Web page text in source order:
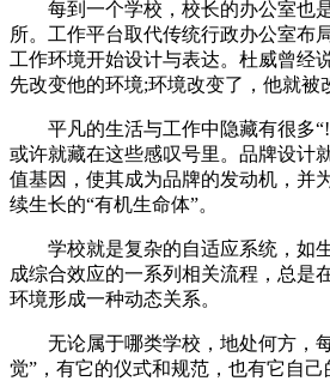
每到一个学校，校长的办公室也
所。工作平台取代传统行政办公室布
工作环境开始设计与表达。杜威曾经
先改变他的环境;环境改变了，他就被
平凡的生活与工作中隐藏有很多
或许就藏在这些感叹号里。品牌设计
值基因，使其成为品牌的发动机，并
续生长的“有机生命体”。
学校就是复杂的自适应系统，如
成综合效应的一系列相关流程，总是
环境形成一种动态关系。
无论属于哪类学校，地处何方，
觉”，有它的仪式和规范，也有它自